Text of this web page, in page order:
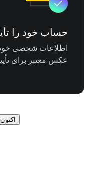
حساب خود را
اطلاعات شخصی خود
عکس معتبر برای
اکنون AUD را بخرید